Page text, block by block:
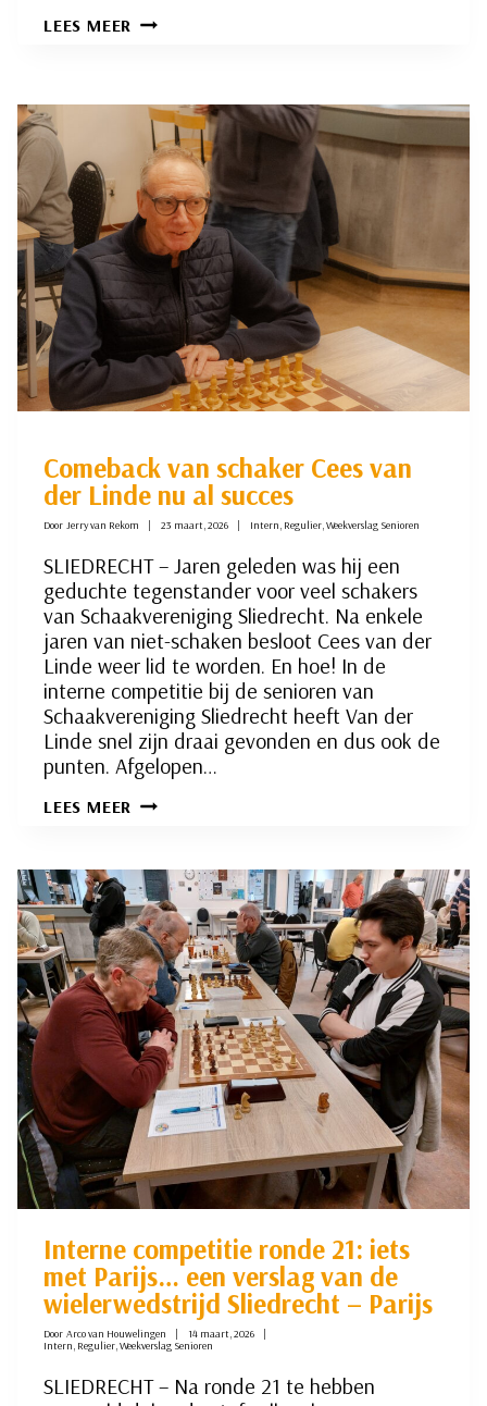
LEES MEER INTERNE
THEORIE
Comeback van schaker Cees van
der Linde nu al succes
Door Jerry van Rekom 23 maart, 2026 Intern, Regulier,Weekverslag Senioren
SLIEDRECHT – Jaren geleden was hij een
geduchte tegenstander voor veel schakers
van Schaakvereniging Sliedrecht. Na enkele
jaren van niet-schaken besloot Cees van der
Linde weer lid te worden. En hoe! In de
interne competitie bij de senioren van
Schaakvereniging Sliedrecht heeft Van der
Linde snel zijn draai gevonden en dus ook de
punten. Afgelopen…
LEES MEER COMEBACK
VAN
DER
LINDE
NU
AL
SUCCES
Interne competitie ronde 21: iets
met Parijs… een verslag van de
wielerwedstrijd Sliedrecht – Parijs
Door Arco van Houwelingen
14 maart, 2026
Intern, Regulier,Weekverslag Senioren
SLIEDRECHT – Na ronde 21 te hebben